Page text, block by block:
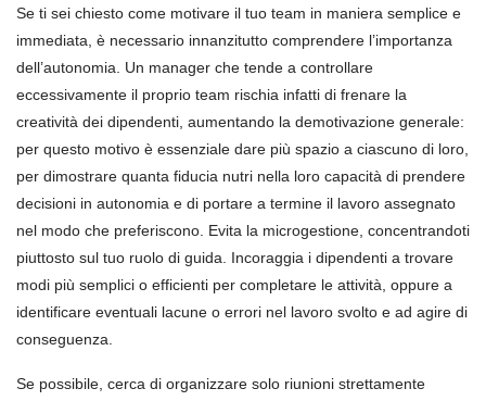
Se ti sei chiesto come motivare il tuo team in maniera semplice e
immediata, è necessario innanzitutto comprendere l’importanza
dell’autonomia. Un manager che tende a controllare
eccessivamente il proprio team rischia infatti di frenare la
creatività dei dipendenti, aumentando la demotivazione generale:
per questo motivo è essenziale dare più spazio a ciascuno di loro,
per dimostrare quanta fiducia nutri nella loro capacità di prendere
decisioni in autonomia e di portare a termine il lavoro assegnato
nel modo che preferiscono. Evita la microgestione, concentrandoti
piuttosto sul tuo ruolo di guida. Incoraggia i dipendenti a trovare
modi più semplici o efficienti per completare le attività, oppure a
identificare eventuali lacune o errori nel lavoro svolto e ad agire di
conseguenza.
Se possibile, cerca di organizzare solo riunioni strettamente